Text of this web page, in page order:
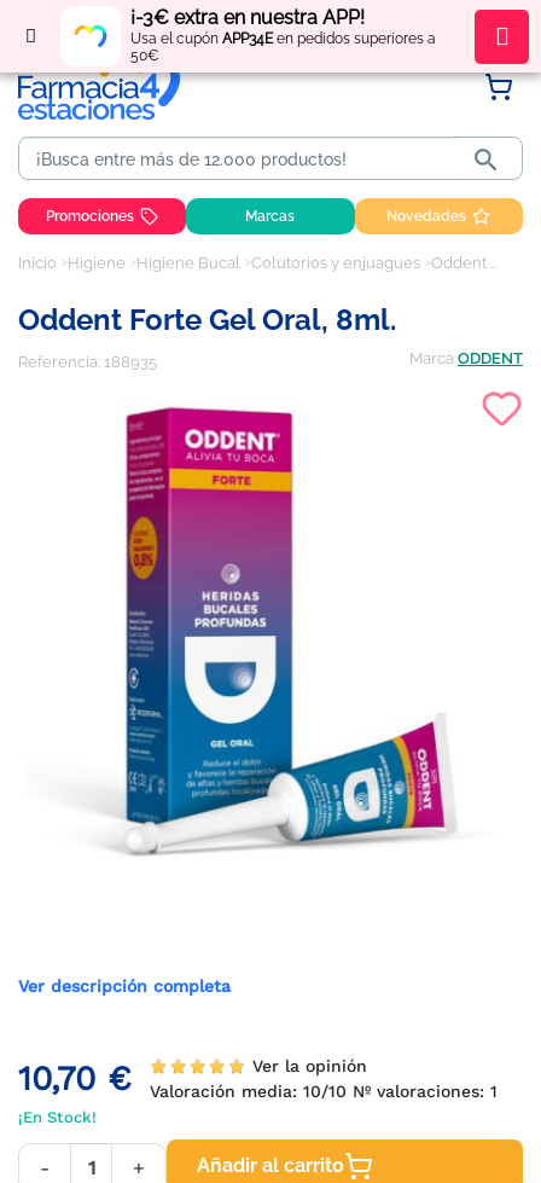
¡-3€ extra en nuestra APP!
Usa el cupón APP34Een pedidos superiores a
50€
Regístratey obténpuntos por tus compras

Promociones Marcas Novedades
Inicio Higiene Higiene Bucal Colutorios y enjuagues Oddent Forte Gel Oral, 8ml.
Oddent Forte Gel Oral, 8ml.
Referencia: 188935 Marca ODDENT
Ver descripción completa
10,70 €
Ver la opinión
Valoración media: 10/10 Nº valoraciones: 1
¡En Stock!
- + Añadir al carrito